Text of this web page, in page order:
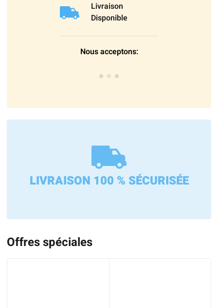
Livraison
Disponible
Nous acceptons:
LIVRAISON 100 % SÉCURISÉE
Offres spéciales